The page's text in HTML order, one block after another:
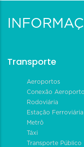
Transporte
Aeroportos
Conexão Aeroporto
Rodoviária
Estação Ferroviária
Metrô
Táxi
Transporte Público